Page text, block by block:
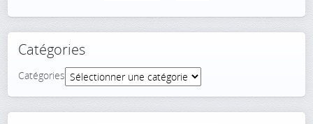
Catégories
Catégories